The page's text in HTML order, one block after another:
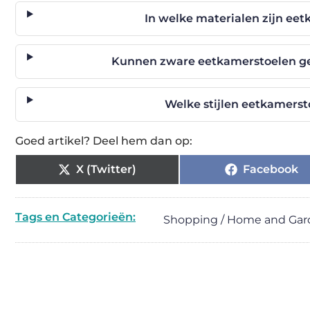
In welke materialen zijn
Kunnen zware eetkamerstoelen
Welke stijlen
Goed artikel? Deel hem dan op:
X (Twitter) Facebook
Tags en Categorieën: Shopping / Home and